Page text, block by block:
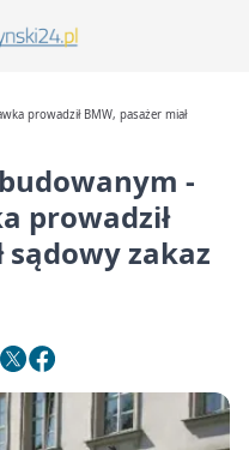
prowadził BMW, pasażer miał
-
prowadził
sądowy zakaz